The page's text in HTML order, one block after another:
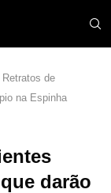
Retratos de
na Espinha
darão